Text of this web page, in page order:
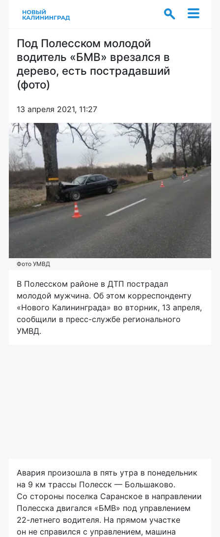
Под Полесском молодой
водитель «БМВ» врезался в
дерево, есть пострадавший
(фото)
13 апреля 2021, 11:27
Фото УМВД
В Полесском районе в ДТП пострадал
молодой мужчина. Об этом корреспонденту
«Нового Калининграда» во вторник, 13 апреля,
сообщили в пресс-службе регионального
УМВД.
Авария произошла в пять утра в понедельник
на 9 км трассы Полесск — Большаково.
Со стороны поселка Саранское в направлении
Полесска двигался «БМВ» под управлением
22-летнего водителя. На прямом участке
он не справился с управлением, машина